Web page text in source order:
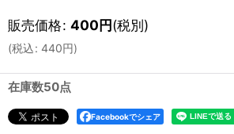
販売価格: 400円(税別)
(税込: 440円)
在庫数50点
Facebookでシェア